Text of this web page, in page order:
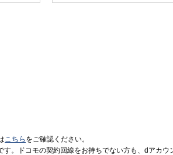
こちら をご確認ください。
。ドコモの契約回線をお持ちでない方も、dアカウ